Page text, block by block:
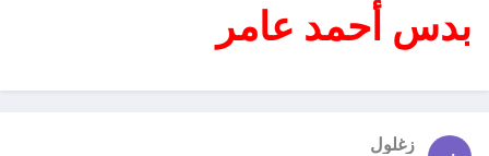
بدس أحمد عامر
زغلول